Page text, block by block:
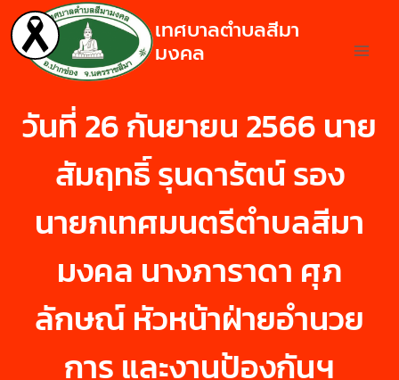
เทศบาลตำบลสีมา
มงคล
วันที่ 26 กันยายน 2566 นาย
สัมฤทธิ์ รุนดารัตน์ รอง
นายกเทศมนตรีตำบลสีมา
มงคล นางภาราดา ศุภ
ลักษณ์ หัวหน้าฝ่ายอำนวย
การ และงานป้องกันฯ